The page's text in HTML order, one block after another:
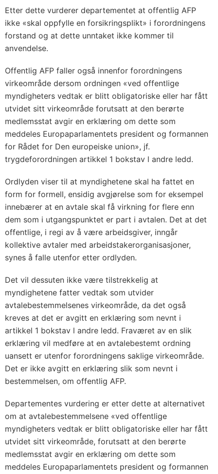
Etter dette vurderer departementet at offentlig AFP
ikke «skal oppfylle en forsikringsplikt» i forordningens
forstand og at dette unntaket ikke kommer til
anvendelse.
Offentlig AFP faller også innenfor forordningens
virkeområde dersom ordningen «ved offentlige
myndigheters vedtak er blitt obligatoriske eller har fått
utvidet sitt virkeområde forutsatt at den berørte
medlemsstat avgir en erklæring om dette som
meddeles Europaparlamentets president og formannen
for Rådet for Den europeiske union», jf.
trygdeforordningen artikkel 1 bokstav l andre ledd.
Ordlyden viser til at myndighetene skal ha fattet en
form for formell, ensidig avgjørelse som for eksempel
innebærer at en avtale skal få virkning for flere enn
dem som i utgangspunktet er part i avtalen. Det at det
offentlige, i regi av å være arbeidsgiver, inngår
kollektive avtaler med arbeidstakerorganisasjoner,
synes å falle utenfor etter ordlyden.
Det vil dessuten ikke være tilstrekkelig at
myndighetene fatter vedtak som utvider
avtalebestemmelsenes virkeområde, da det også
kreves at det er avgitt en erklæring som nevnt i
artikkel 1 bokstav l andre ledd. Fraværet av en slik
erklæring vil medføre at en avtalebestemt ordning
uansett er utenfor forordningens saklige virkeområde.
Det er ikke avgitt en erklæring slik som nevnt i
bestemmelsen, om offentlig AFP.
Departementes vurdering er etter dette at alternativet
om at avtalebestemmelsene «ved offentlige
myndigheters vedtak er blitt obligatoriske eller har fått
utvidet sitt virkeområde, forutsatt at den berørte
medlemsstat avgir en erklæring om dette som
meddeles Europaparlamentets president og formannen